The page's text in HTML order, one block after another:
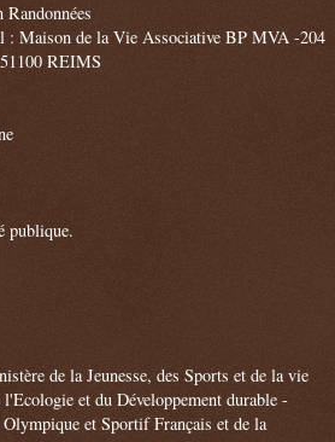
: Maison de la Vie Associative BP MVA -204
REIMS
publique.
de la Jeunesse, des Sports et de la vie
et du Développement durable -
et Sportif Français et de la